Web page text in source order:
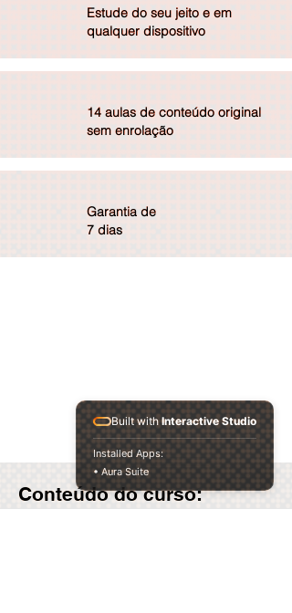
Estude do seu jeito e em
qualquer dispositivo
14 aulas de conteúdo original
sem enrolação
Garantia de
7 dias
Conteúdo do curso:
Built with Interactive Studio
Installed Apps:
• Aura Suite